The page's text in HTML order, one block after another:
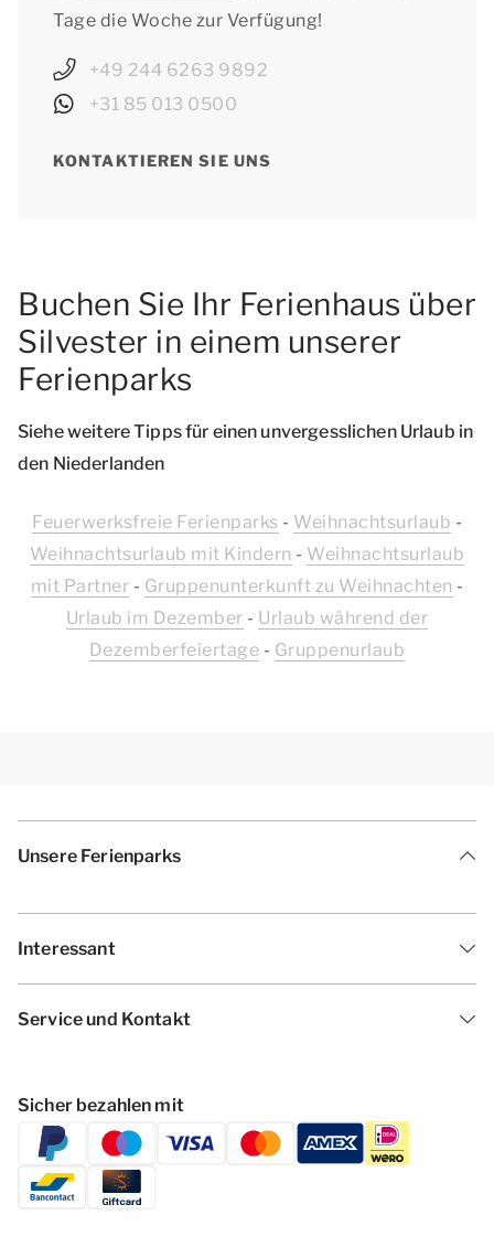
Tage die Woche zur Verfügung!
+49 244 6263 9892
+31 85 013 0500
KONTAKTIEREN SIE UNS
Buchen Sie Ihr Ferienhaus über
Silvester in einem unserer
Ferienparks
Siehe weitere Tipps für einen unvergesslichen Urlaub in
den Niederlanden
Feuerwerksfreie Ferienparks - Weihnachtsurlaub -
Weihnachtsurlaub mit Kindern - Weihnachtsurlaub
mit Partner - Gruppenunterkunft zu Weihnachten -
Urlaub im Dezember - Urlaub während der
Dezemberfeiertage - Gruppenurlaub
Unsere Ferienparks
Interessant
Service und Kontakt
Sicher bezahlen mit